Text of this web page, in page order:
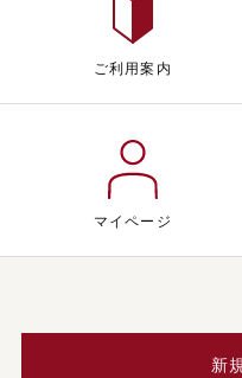
ご利用案内
マイページ
新